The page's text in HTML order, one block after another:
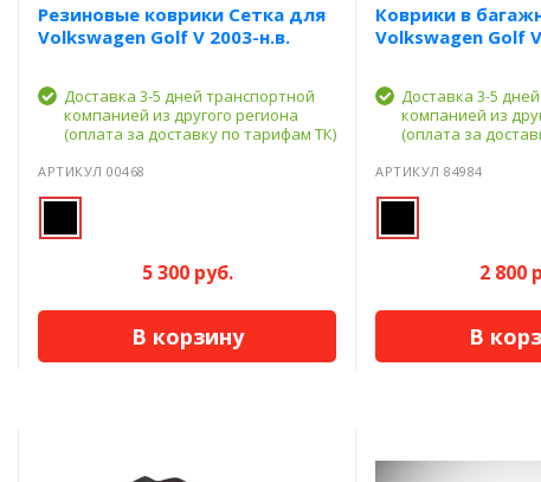
Резиновые коврики Сетка для
Volkswagen Golf V 2003-н.в.
Доставка 3-5 дней транспортной
компанией из другого региона
(оплата за доставку по тарифам ТК)
АРТИКУЛ 00468
5 300 руб.
В корзину
Коврики в
Volkswagen Golf
Доставка 3-5
компанией из
(оплата за
АРТИКУЛ 84984
2 800
В